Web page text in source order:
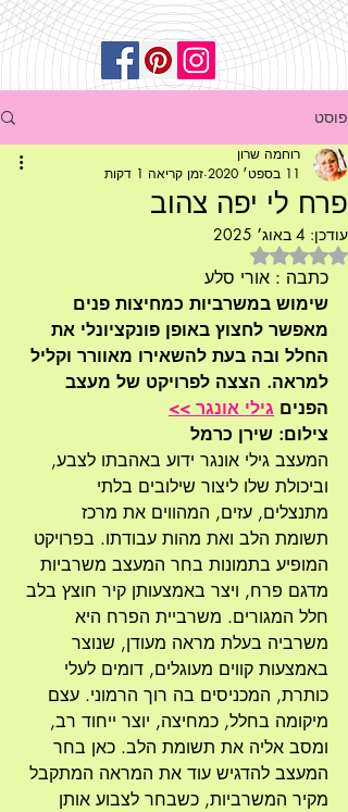
פוסט
פרח לי יפה צהוב
רוחמה שרון
11 בספט׳ 2020
זמן קריאה 1 דקות
עודכן: 4 באוג׳ 2025
דירוג של NaN מתוך 5 כוכבים
כתבה : אורי סלע
שימוש במשרביות כמחיצות פנים
מאפשר לחצוץ באופן פונקציונלי את
החלל ובה בעת להשאירו מאוורר וקליל
למראה. הצצה לפרויקט של מעצב
הפנים גילי אונגר >>
צילום: שירן כרמל
המעצב גילי אונגר ידוע באהבתו לצבע,
וביכולת שלו ליצור שילובים בלתי
מתנצלים, עזים, המהווים את מרכז
תשומת הלב ואת מהות עבודתו. בפרויקט
המופיע בתמונות בחר המעצב משרביות
מדגם פרח, ויצר באמצעותן קיר חוצץ בלב
חלל המגורים. משרביית הפרח היא
משרביה בעלת מראה מעודן, שנוצר
באמצעות קווים מעוגלים, דומים לעלי
כותרת, המכניסים בה רוך הרמוני. עצם
מיקומה בחלל, כמחיצה, יוצר ייחוד רב,
ומסב אליה את תשומת הלב. כאן בחר
המעצב להדגיש עוד את המראה המתקבל
מקיר המשרביות, כשבחר לצבוע אותן